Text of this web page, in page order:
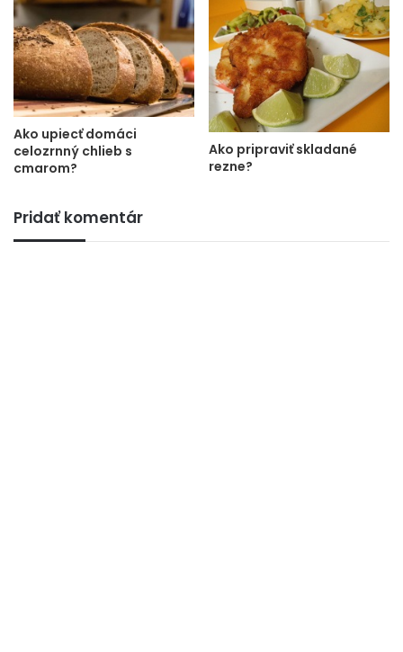
Ako upiecť domáci
celozrnný chlieb s
cmarom?
Ako pripraviť skladané
rezne?
Pridať komentár